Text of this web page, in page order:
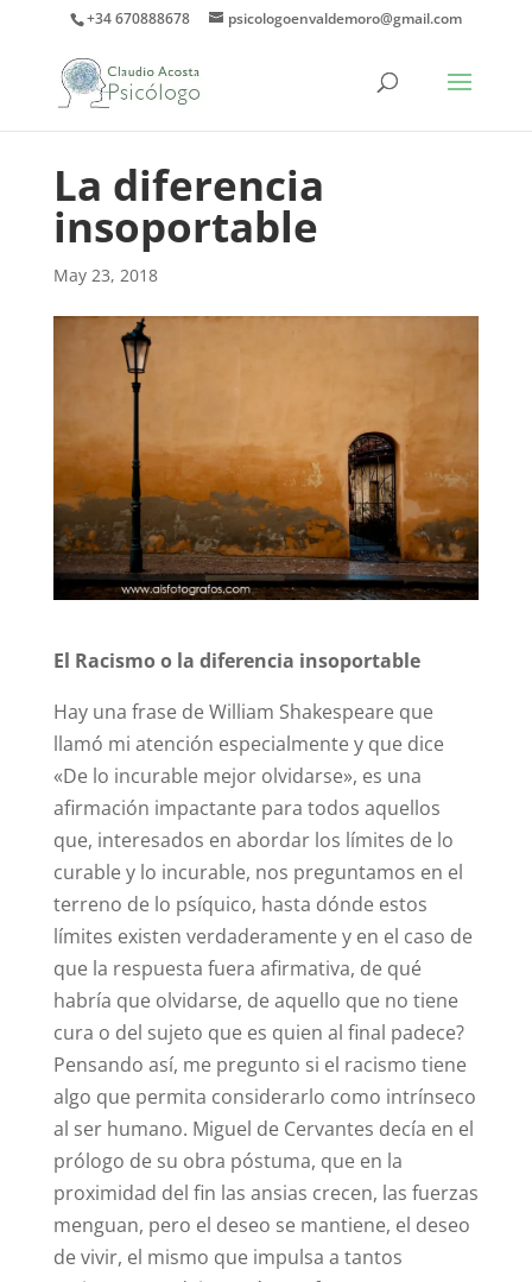
+34 670888678 psicologoenvaldemoro@gmail.com
La diferencia
insoportable
May 23, 2018
El Racismo o la diferencia insoportable
Hay una frase de William Shakespeare que
llamó mi atención especialmente y que dice
«De lo incurable mejor olvidarse», es una
afirmación impactante para todos aquellos
que, interesados en abordar los límites de lo
curable y lo incurable, nos preguntamos en el
terreno de lo psíquico, hasta dónde estos
límites existen verdaderamente y en el caso de
que la respuesta fuera afirmativa, de qué
habría que olvidarse, de aquello que no tiene
cura o del sujeto que es quien al final padece?
Pensando así, me pregunto si el racismo tiene
algo que permita considerarlo como intrínseco
al ser humano. Miguel de Cervantes decía en el
prólogo de su obra póstuma, que en la
proximidad del fin las ansias crecen, las fuerzas
menguan, pero el deseo se mantiene, el deseo
de vivir, el mismo que impulsa a tantos